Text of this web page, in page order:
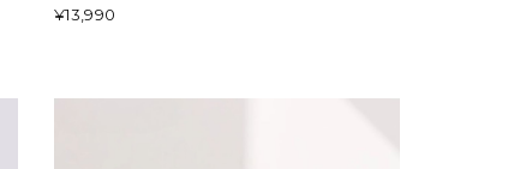
¥13,990